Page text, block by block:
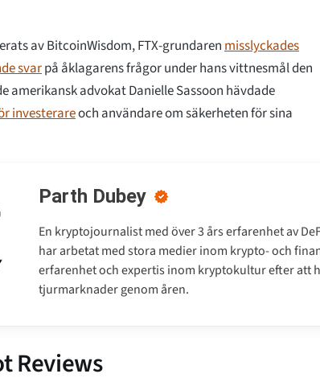
av BitcoinWisdom, FTX-grundaren misslyckades
svarpå åklagarens frågor under hans vittnesmål den
amerikansk advokat Danielle Sassoon hävdade
investerareoch användare om säkerheten för sina
Parth Dubey
En kryptojournalist med över 3 års erfarenhet av
har arbetat med stora medier inom krypto- och
erfarenhet och expertis inom kryptokultur efter att
tjurmarknader genom åren.
Reviews